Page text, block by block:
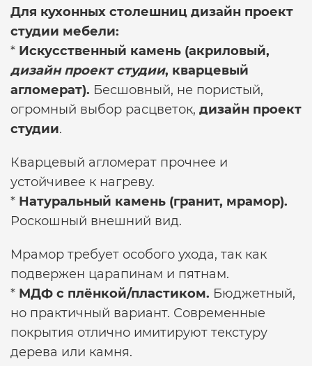
Для кухонных столешниц дизайн проект
студии мебели:
* Искусственный камень (акриловый,
дизайн проект студии, кварцевый
агломерат). Бесшовный, не пористый,
огромный выбор расцветок, дизайн проект
студии.
Кварцевый агломерат прочнее и
устойчивее к нагреву.
* Натуральный камень (гранит, мрамор).
Роскошный внешний вид.
Мрамор требует особого ухода, так как
подвержен царапинам и пятнам.
* МДФ с плёнкой/пластиком. Бюджетный,
но практичный вариант. Современные
покрытия отлично имитируют текстуру
дерева или камня.